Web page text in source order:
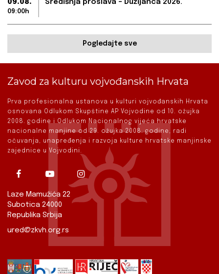
09.08.
09:00h
Središnja proslava – Dužijanca 2026.
Pogledajte sve
Zavod za kulturu vojvođanskih Hrvata
Prva profesionalna ustanova u kulturi vojvođanskih Hrvata
osnovana Odlukom Skupštine AP Vojvodine od 10. ožujka
2008. godine i Odlukom Nacionalnog vijeća hrvatske
nacionalne manjine od 29. ožujka 2008. godine, radi
očuvanja, unapređenja i razvoja kulture hrvatske manjinske
zajednice u Vojvodini.
Laze Mamužića 22
Subotica 24000
Republika Srbija
ured@zkvh.org.rs